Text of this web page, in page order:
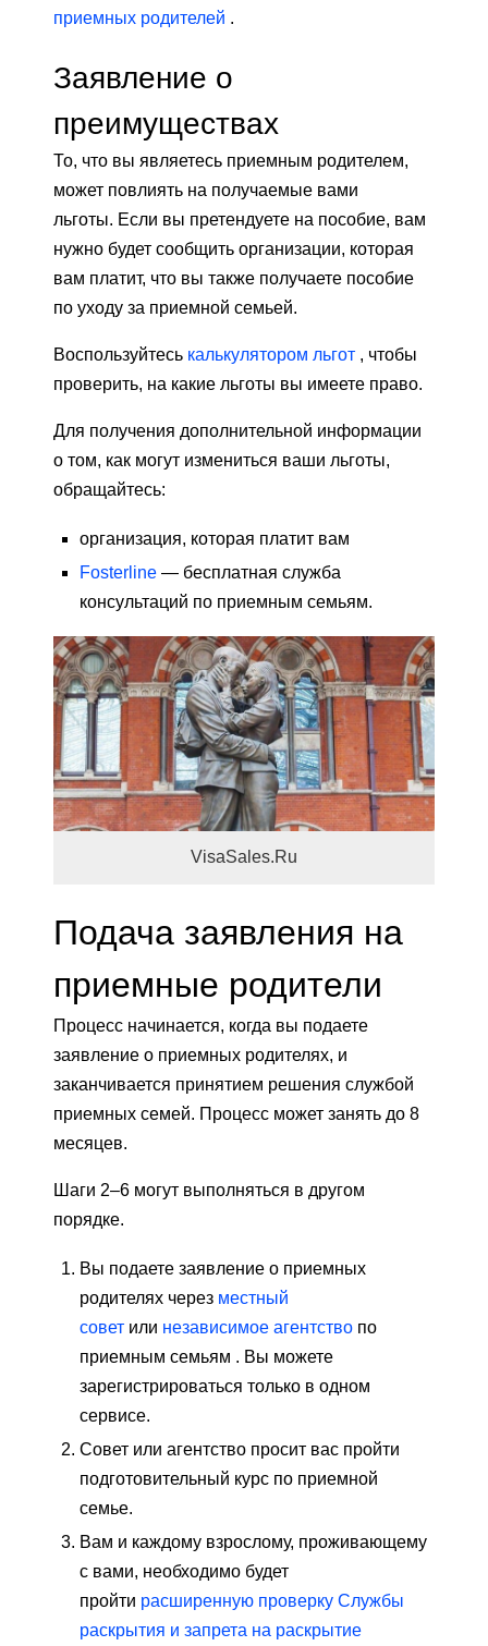
приемных родителей .
Заявление о
преимуществах
То, что вы являетесь приемным родителем,
может повлиять на получаемые вами
льготы. Если вы претендуете на пособие, вам
нужно будет сообщить организации, которая
вам платит, что вы также получаете пособие
по уходу за приемной семьей.
Воспользуйтесь калькулятором льгот , чтобы
проверить, на какие льготы вы имеете право.
Для получения дополнительной информации
о том, как могут измениться ваши льготы,
обращайтесь:
организация, которая платит вам
Fosterline — бесплатная служба
консультаций по приемным семьям.
VisaSales.Ru
Подача заявления на
приемные родители
Процесс начинается, когда вы подаете
заявление о приемных родителях, и
заканчивается принятием решения службой
приемных семей. Процесс может занять до 8
месяцев.
Шаги 2–6 могут выполняться в другом
порядке.
Вы подаете заявление о приемных
родителях через местный
совет или независимое агентство по
приемным семьям . Вы можете
зарегистрироваться только в одном
сервисе.
Совет или агентство просит вас пройти
подготовительный курс по приемной
семье.
Вам и каждому взрослому, проживающему
с вами, необходимо будет
пройти расширенную проверку Службы
раскрытия и запрета на раскрытие